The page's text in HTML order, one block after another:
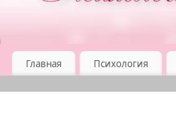
Главная Психология